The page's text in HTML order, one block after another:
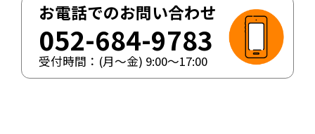
お電話でのお問い合わせ
052-684-9783
受付時間：(月〜金) 9:00〜17:00